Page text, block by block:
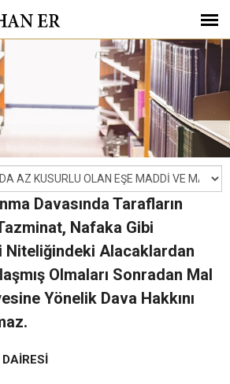
Davasında Tarafların
Nafaka Gibi
Niteliğindeki Alacaklardan
Olmaları Sonradan Mal
Yönelik Dava Hakkını